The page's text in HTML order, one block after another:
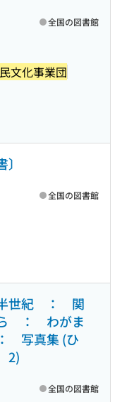
文化事業団
全国の図書館
全国の図書館
半世紀 ： 関
ら ： わがま
写真集 (ひ
2)
全国の図書館